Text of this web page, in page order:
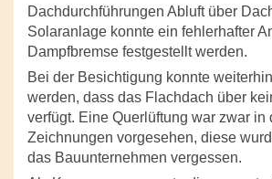
Dachdurchführungen Abluft über
Solaranlage konnte ein fehlerhafter
Dampfbremse festgestellt werden.
Bei der Besichtigung konnte
werden, dass das Flachdach über
verfügt. Eine Querlüftung war zwar in
Zeichnungen vorgesehen, diese
das Bauunternehmen vergessen.